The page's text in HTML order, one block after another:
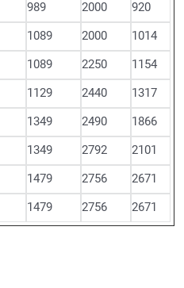
989 2000
920
1089 2000
1014
1089 2250
1154
1129 2440
1317
1349 2490
1866
1349 2792
2101
1479 2756
2671
1479 2756 2671